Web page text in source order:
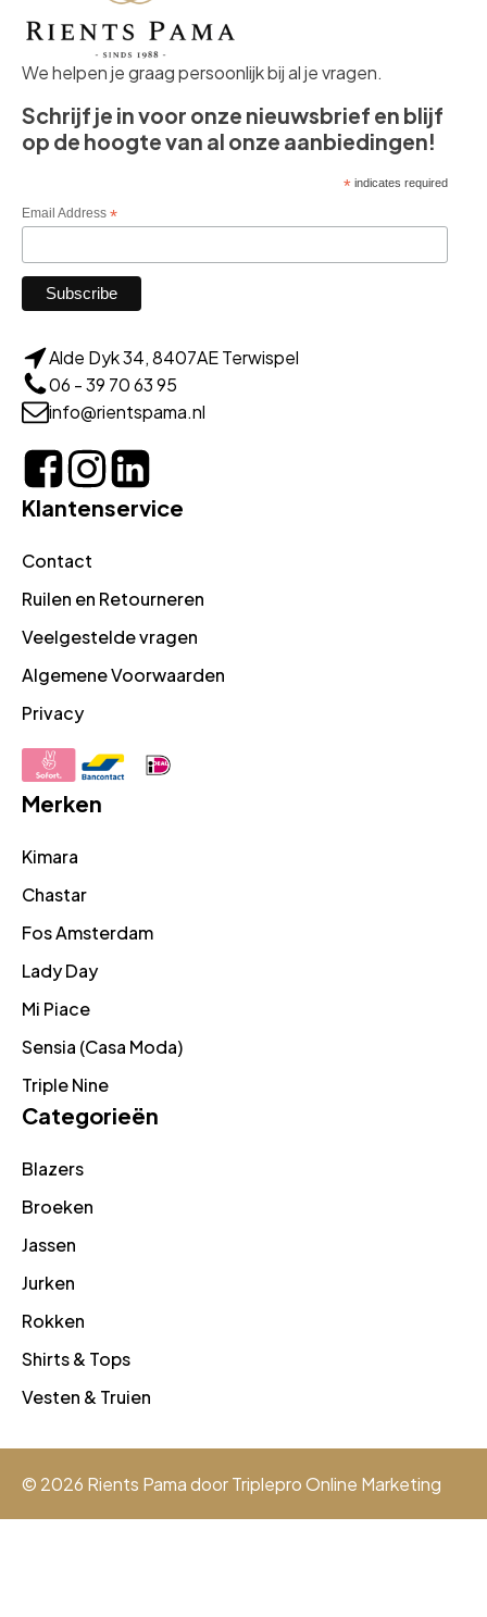
We helpen je graag persoonlijk bij al je vragen.
Schrijf je in voor onze nieuwsbrief en blijf
op de hoogte van al onze aanbiedingen!
*indicates required
Email Address *
Alde Dyk 34, 8407AE Terwispel
06 - 39 70 63 95
info@rientspama.nl
Klantenservice
Contact
Ruilen en Retourneren
Veelgestelde vragen
Algemene Voorwaarden
Privacy
Merken
Kimara
Chastar
Fos Amsterdam
Lady Day
Mi Piace
Sensia (Casa Moda)
Triple Nine
Categorieën
Blazers
Broeken
Jassen
Jurken
Rokken
Shirts & Tops
Vesten & Truien
© 2026 Rients Pama doorTriplepro Online Marketing